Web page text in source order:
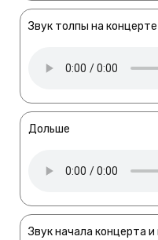
Звук толпы на концерте
Дольше
Звук начала концерта и